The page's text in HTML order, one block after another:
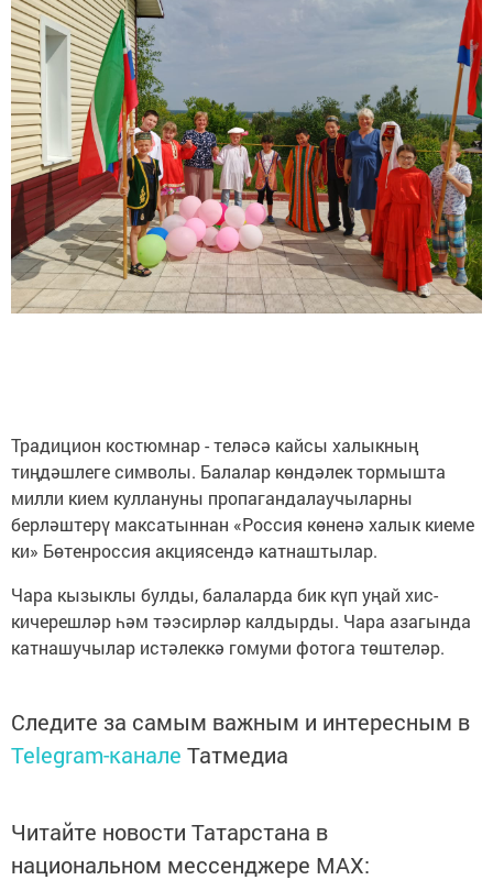
Традицион костюмнар - теләсә кайсы халыкның
тиңдәшлеге символы. Балалар көндәлек тормышта
милли кием куллануны пропагандалаучыларны
берләштерү максатыннан «Россия көненә халык киеме
ки» Бөтенроссия акциясендә катнаштылар.
Чара кызыклы булды, балаларда бик күп уңай хис-
кичерешләр һәм тәэсирләр калдырды. Чара азагында
катнашучылар истәлеккә гомуми фотога төштеләр.
Следите за самым важным и интересным в
Telegram-канале Татмедиа
Читайте новости Татарстана в
национальном мессенджере MАХ: